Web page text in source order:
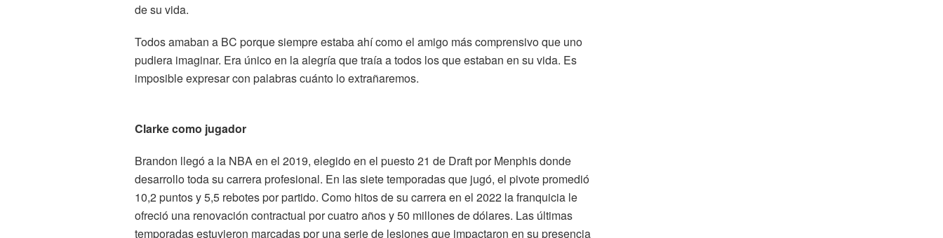
de su vida.
Todos amaban a BC porque siempre estaba ahí como el amigo más comprensivo que uno
pudiera imaginar. Era único en la alegría que traía a todos los que estaban en su vida. Es
imposible expresar con palabras cuánto lo extrañaremos.
Clarke como jugador
Brandon llegó a la NBA en el 2019, elegido en el puesto 21 de Draft por Menphis donde
desarrollo toda su carrera profesional. En las siete temporadas que jugó, el pivote promedió
10,2 puntos y 5,5 rebotes por partido. Como hitos de su carrera en el 2022 la franquicia le
ofreció una renovación contractual por cuatro años y 50 millones de dólares. Las últimas
temporadas estuvieron marcadas por una serie de lesiones que impactaron en su presencia